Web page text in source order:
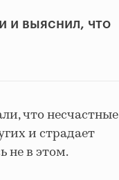
и выяснил, что
что несчастные
и страдает
не в этом.